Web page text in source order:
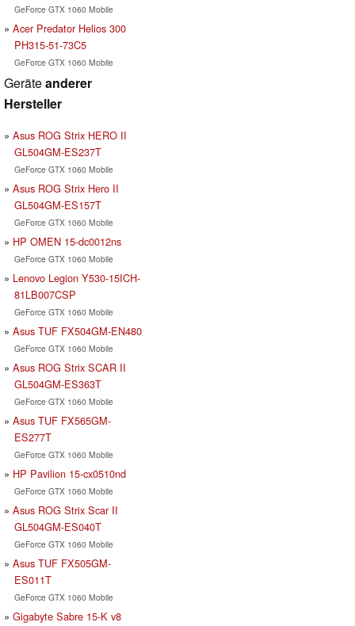
GeForce GTX 1060 Mobile
Acer Predator Helios 300
PH315-51-73C5
GeForce GTX 1060 Mobile
Geräteanderer
Hersteller
Asus ROG Strix HERO II
GL504GM-ES237T
GeForce GTX 1060 Mobile
Asus ROG Strix Hero II
GL504GM-ES157T
GeForce GTX 1060 Mobile
HP OMEN 15-dc0012ns
GeForce GTX 1060 Mobile
Lenovo Legion Y530-15ICH-
81LB007CSP
GeForce GTX 1060 Mobile
Asus TUF FX504GM-EN480
GeForce GTX 1060 Mobile
Asus ROG Strix SCAR II
GL504GM-ES363T
GeForce GTX 1060 Mobile
Asus TUF FX565GM-
ES277T
GeForce GTX 1060 Mobile
HP Pavilion 15-cx0510nd
GeForce GTX 1060 Mobile
Asus ROG Strix Scar II
GL504GM-ES040T
GeForce GTX 1060 Mobile
Asus TUF FX505GM-
ES011T
GeForce GTX 1060 Mobile
Gigabyte Sabre 15-K v8